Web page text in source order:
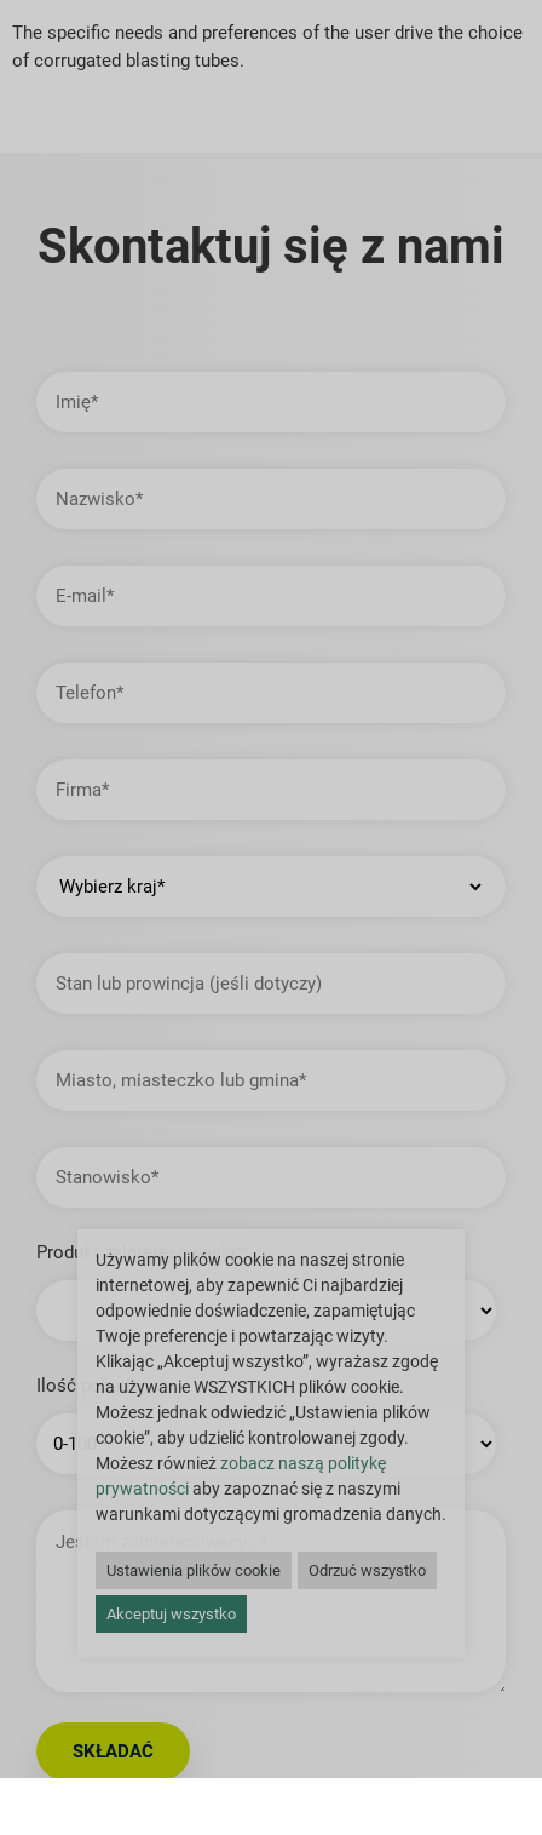
The specific needs and preferences of the user drive the choice
of corrugated blasting tubes.
Skontaktuj się z nami
mail
lub
prowincja
miasteczko
lub
Produkt zainteresowania*:
Ilość pożądana*
zainteresowany…
SKŁADAĆ
Używamy plików cookie na naszej stronie
internetowej, aby zapewnić Ci najbardziej
odpowiednie doświadczenie, zapamiętując
Twoje preferencje i powtarzając wizyty.
Klikając „Akceptuj wszystko”, wyrażasz zgodę
na używanie WSZYSTKICH plików cookie.
Możesz jednak odwiedzić „Ustawienia plików
cookie”, aby udzielić kontrolowanej zgody.
Możesz równieżzobacz naszą politykę
prywatnościaby zapoznać się z naszymi
warunkami dotyczącymi gromadzenia danych.
Ustawienia plików cookie Odrzuć wszystko
Akceptuj wszystko